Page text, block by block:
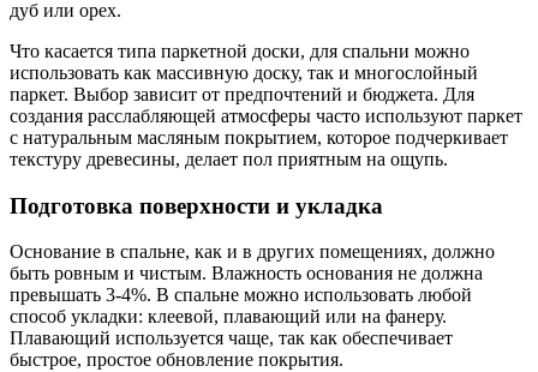
дуб или орех.
Что касается типа паркетной доски, для спальни можно
использовать как массивную доску, так и многослойный
паркет. Выбор зависит от предпочтений и бюджета. Для
создания расслабляющей атмосферы часто используют паркет
с натуральным масляным покрытием, которое подчеркивает
текстуру древесины, делает пол приятным на ощупь.
Подготовка поверхности и укладка
Основание в спальне, как и в других помещениях, должно
быть ровным и чистым. Влажность основания не должна
превышать 3-4%. В спальне можно использовать любой
способ укладки: клеевой, плавающий или на фанеру.
Плавающий используется чаще, так как обеспечивает
быстрое, простое обновление покрытия.